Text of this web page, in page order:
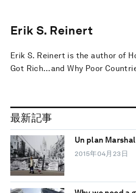
Erik S. Reinert
Erik S. Reinert is the author of
Got Rich…and Why Poor
最新記事
Un plan
2015年04月23日